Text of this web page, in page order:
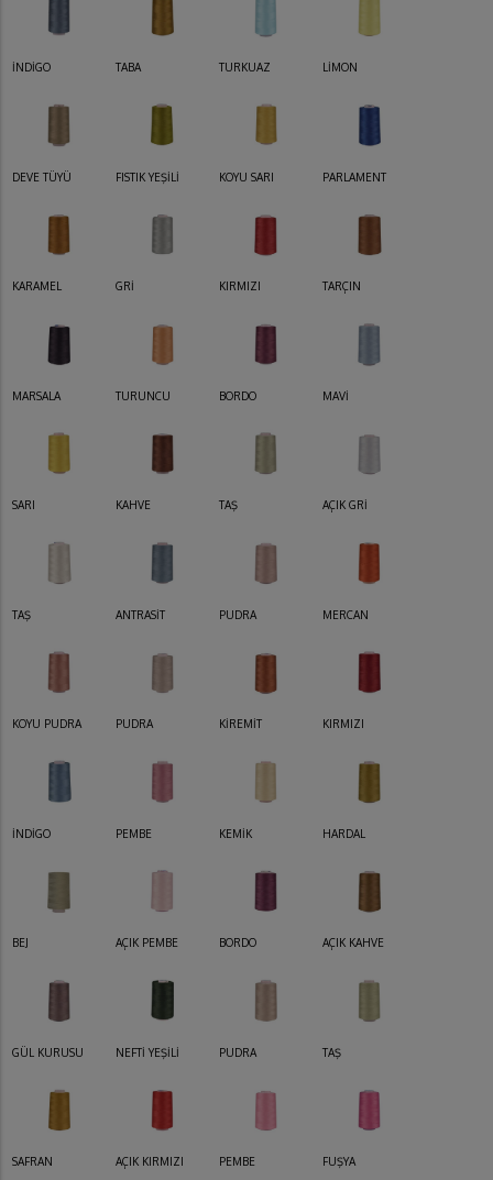
İNDİGO TABA TURKUAZ LİMON
DEVE TÜYÜ FISTIK YEŞİLİ KOYU SARI PARLAMENT
KARAMEL GRİ KIRMIZI TARÇIN
MARSALA TURUNCU BORDO MAVİ
SARI KAHVE TAŞ AÇIK GRİ
TAŞ ANTRASİT PUDRA MERCAN
KOYU PUDRA PUDRA KİREMİT KIRMIZI
İNDİGO PEMBE KEMİK HARDAL
BEJ AÇIK PEMBE BORDO AÇIK KAHVE
GÜL KURUSU NEFTİ YEŞİLİ PUDRA TAŞ
SAFRAN AÇIK KIRMIZI PEMBE FUŞYA